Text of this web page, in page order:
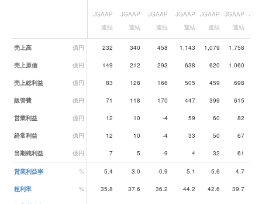
業績データ一覧
JGAAP
連結
JGAAP
連結
JGAAP
連結
JGAAP
連結
JGAAP
連結
JGAAP
連結
売上高 億円 232 340 458 1,143 1,079 1,758
売上原価 億円 149 212 293 638 620 1,060
売上総利益 億円 83 128 166 505 459 698
販管費 億円 71 118 170 447 399 615
営業利益 億円 12 10 -4 59 60 82
経常利益 億円 12 10 -4 33 50 67
当期純利益 億円 7 5 -9 4 32 61
営業利益率 % 5.4 3.0 -0.9 5.1 5.6 4.7
粗利率 % 35.8 37.6 36.2 44.2 42.6 39.7